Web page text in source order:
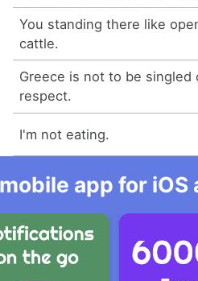
You standing there like
cattle.
Greece is not to be singled
respect.
I'm not eating.
app for